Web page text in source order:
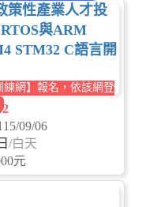
策性產業人才投
與ARM
STM32 C語言開
練網】報名，依該網登
09/06
日 /白天
元